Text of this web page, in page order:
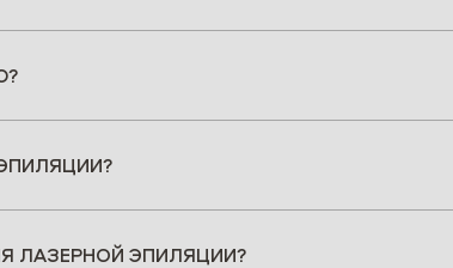
ЛАЗЕРНОЙ ЭПИЛЯЦИИ?